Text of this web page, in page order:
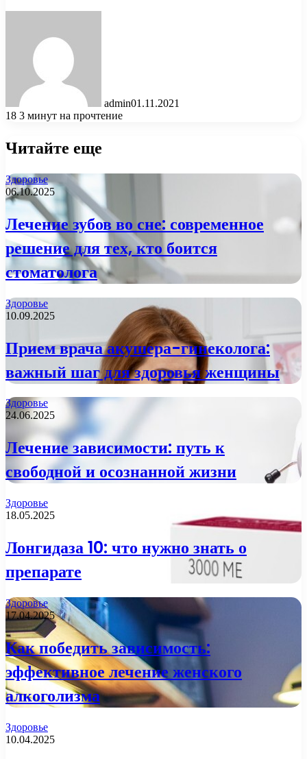
admin01.11.2021
18 3 минут на прочтение
Читайте еще
Здоровье
06.10.2025
Лечение зубов во сне: современное
решение для тех, кто боится
стоматолога
Здоровье
10.09.2025
Прием врача акушера-гинеколога:
важный шаг для здоровья женщины
Здоровье
24.06.2025
Лечение зависимости: путь к
свободной и осознанной жизни
Здоровье
18.05.2025
Лонгидаза 10: что нужно знать о
препарате
Здоровье
17.04.2025
Как победить зависимость:
эффективное лечение женского
алкоголизма
Здоровье
10.04.2025